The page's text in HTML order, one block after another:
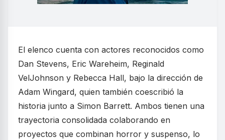
El elenco cuenta con actores reconocidos como
Dan Stevens, Eric Wareheim, Reginald
VelJohnson y Rebecca Hall, bajo la dirección de
Adam Wingard, quien también coescribió la
historia junto a Simon Barrett. Ambos tienen una
trayectoria consolidada colaborando en
proyectos que combinan horror y suspenso, lo